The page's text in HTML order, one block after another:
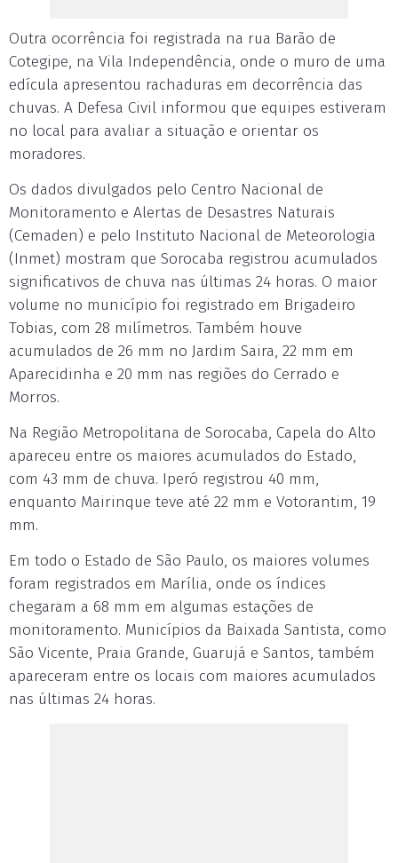
Outra ocorrência foi registrada na rua Barão de
Cotegipe, na Vila Independência, onde o muro de uma
edícula apresentou rachaduras em decorrência das
chuvas. A Defesa Civil informou que equipes estiveram
no local para avaliar a situação e orientar os
moradores.
Os dados divulgados pelo Centro Nacional de
Monitoramento e Alertas de Desastres Naturais
(Cemaden) e pelo Instituto Nacional de Meteorologia
(Inmet) mostram que Sorocaba registrou acumulados
significativos de chuva nas últimas 24 horas. O maior
volume no município foi registrado em Brigadeiro
Tobias, com 28 milímetros. Também houve
acumulados de 26 mm no Jardim Saira, 22 mm em
Aparecidinha e 20 mm nas regiões do Cerrado e
Morros.
Na Região Metropolitana de Sorocaba, Capela do Alto
apareceu entre os maiores acumulados do Estado,
com 43 mm de chuva. Iperó registrou 40 mm,
enquanto Mairinque teve até 22 mm e Votorantim, 19
mm.
Em todo o Estado de São Paulo, os maiores volumes
foram registrados em Marília, onde os índices
chegaram a 68 mm em algumas estações de
monitoramento. Municípios da Baixada Santista, como
São Vicente, Praia Grande, Guarujá e Santos, também
apareceram entre os locais com maiores acumulados
nas últimas 24 horas.